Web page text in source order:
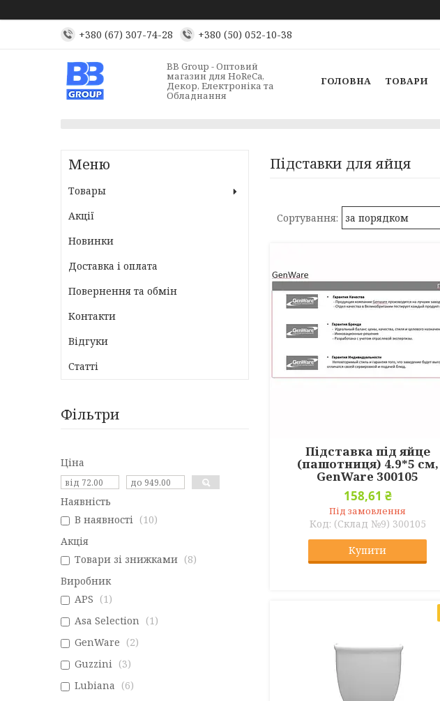
+380 (67) 307-74-28 +380 (50) 052-10-38
BB Group - Оптовий
магазин для HoReCa,
Декор, Електроніка та
Обладнання
ГОЛОВНА ТОВАРИ
Підставки для яйця
Підставка під яйце
(пашотниця) 4.9*5 см,
GenWare 300105
158,61 ₴
Під замовлення
(Склад №9) 300105
Купити
Товары
Акції
Новинки
Доставка і оплата
Повернення та обмін
Контакти
Відгуки
Статті
Фільтри
Ціна
Наявність
В наявності
10
Акція
Товари зі знижками
8
Виробник
APS
1
Asa Selection
1
GenWare
2
Guzzini
3
Lubiana
6